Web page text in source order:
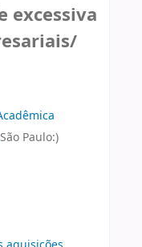
excessiva
Paulo:)